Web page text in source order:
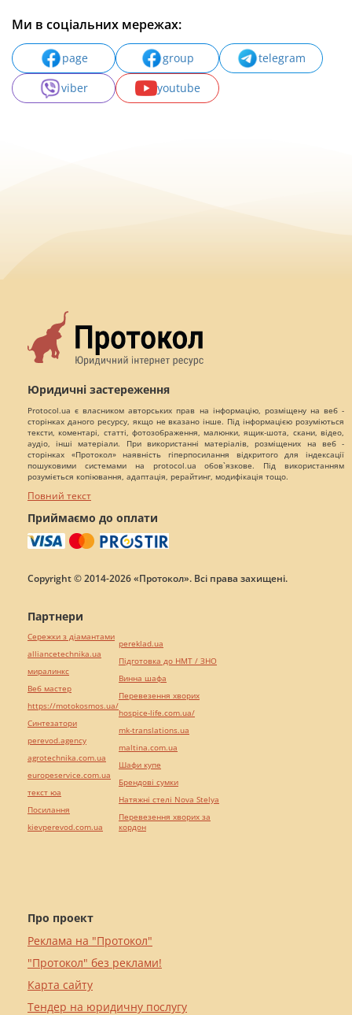
Ми в соціальних мережах:
page group
telegram
viber
youtube
Юридичні застереження
Protocol.ua є власником авторських прав на інформацію, розміщену на веб -
сторінках даного ресурсу, якщо не вказано інше. Під інформацією розуміються
тексти, коментарі, статті, фотозображення, малюнки, ящик-шота, скани, відео,
аудіо, інші матеріали. При використанні матеріалів, розміщених на веб -
сторінках «Протокол» наявність гіперпосилання відкритого для індексації
пошуковими системами на protocol.ua обов`язкове. Під використанням
розуміється копіювання, адаптація, рерайтинг, модифікація тощо.
Повний текст
Приймаємо до оплати
Copyright © 2014-2026 «Протокол». Всі права захищені.
Про проект
Реклама на "Протокол"
"Протокол" без реклами!
Карта сайту
Тендер на юридичну послугу
Партнери
Сережки з діамантами
alliancetechnika.ua
миралинкс
Веб мастер
https://motokosmos.ua/
Синтезатори
perevod.agency
agrotechnika.com.ua
europeservice.com.ua
текст юа
Посилання
kievperevod.com.ua
pereklad.ua
Підготовка до НМТ / ЗНО
Винна шафа
Перевезення хворих
hospice-life.com.ua/
mk-translations.ua
maltina.com.ua
Шафи купе
Брендові сумки
Натяжні стелі Nova Stelya
Перевезення хворих за
кордон